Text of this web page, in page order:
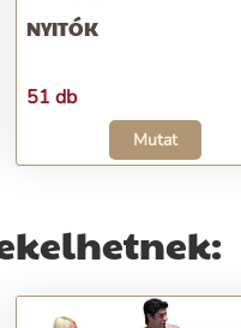
NYITÓK
51 db
Mutat